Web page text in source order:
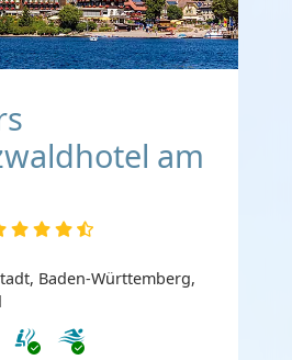
am
Baden-Württemberg,